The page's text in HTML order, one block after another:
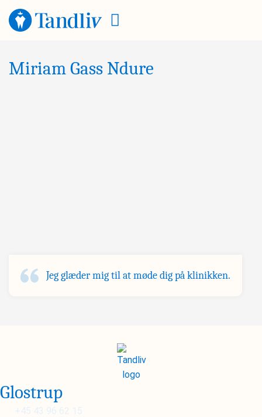
Miriam Gass Ndure
Jeg glæder mig til at møde dig på klinikken.
Glostrup
+45 43 96 62 15